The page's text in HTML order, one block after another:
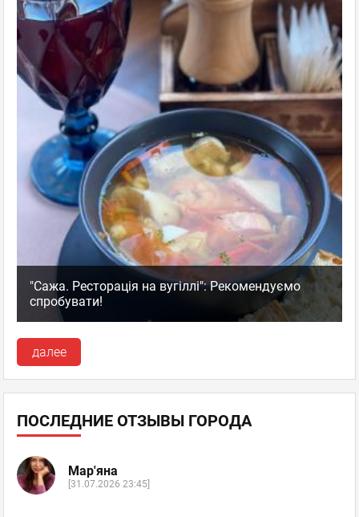
"Сажа. Ресторація на вугіллі": Рекомендуємо
спробувати!
далее
ПОСЛЕДНИЕ ОТЗЫВЫ ГОРОДА
Мар'яна
[31.07.2026 23:45]